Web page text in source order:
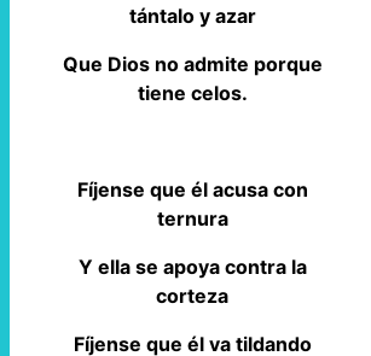
tántalo y azar
Que Dios no admite porque
tiene celos.
Fíjense que él acusa con
ternura
Y ella se apoya contra la
corteza
Fíjense que él va tildando